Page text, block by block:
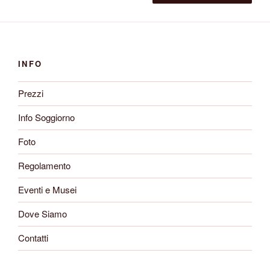
INFO
Prezzi
Info Soggiorno
Foto
Regolamento
Eventi e Musei
Dove Siamo
Contatti